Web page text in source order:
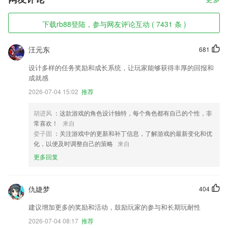
下载rb88登陆，参与网友评论互动 ( 7431 条 )
681
汪元东
设计多样的任务奖励和成长系统，让玩家能够获得丰厚的回报和
成就感
2026-07-04 15:02 推荐
胡进风 ：这款游戏的角色设计独特，每个角色都有自己的个性，非
常喜欢！
来自
娄子固 ：关注游戏中的更新和补丁信息，了解游戏的最新变化和优
化，以便及时调整自己的策略 来自
更多回复
404
仇婕梦
建议增加更多的奖励和活动，鼓励玩家的参与和长期玩耐性
2026-07-04 08:17 推荐